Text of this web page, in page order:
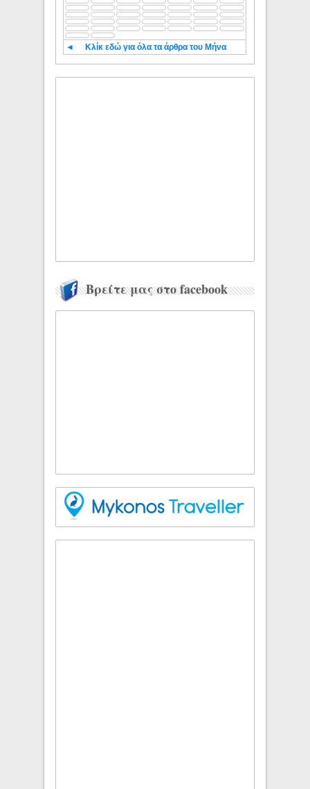
◄ Κλίκ εδώ για όλα τα άρθρα του Μήνα
Βρείτε μας στο facebook